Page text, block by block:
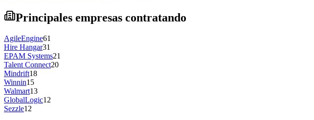
Principales empresas contratando
AgileEngine61
Hire Hangar31
EPAM Systems21
Talent Connect20
Mindrift18
Winnin15
Walmart13
GlobalLogic12
Sezzle12